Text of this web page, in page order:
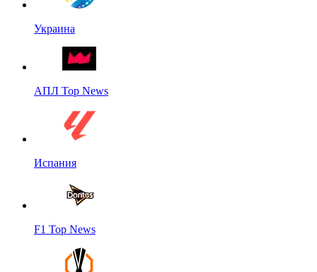
Украина
АПЛ Top News
Испания
F1 Top News